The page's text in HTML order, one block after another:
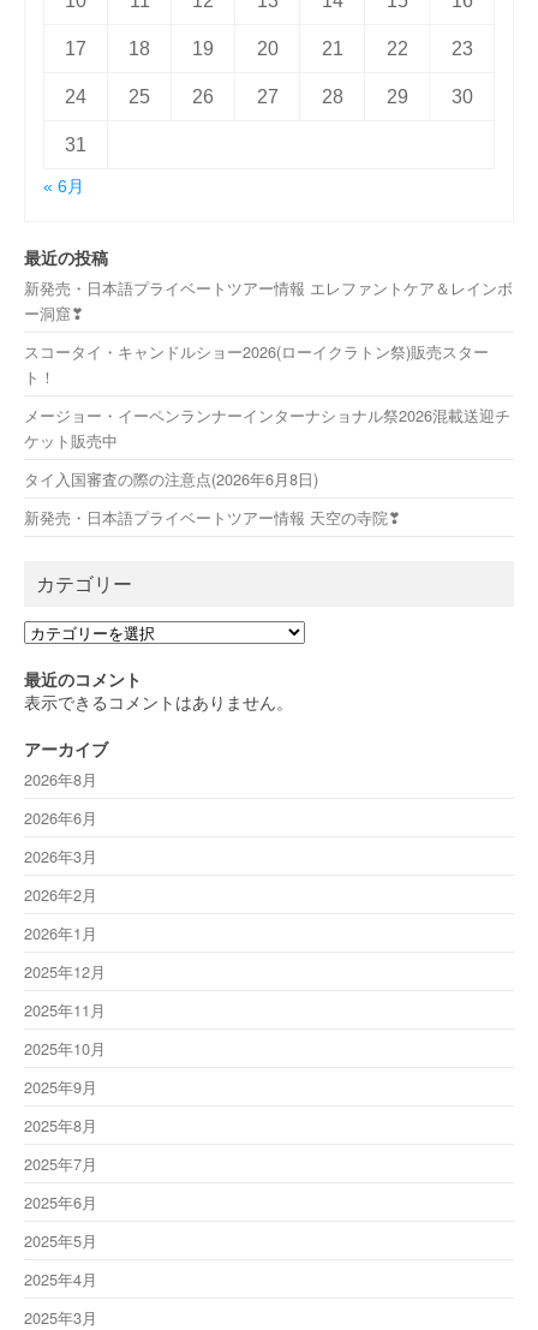
17 18 19 20 21 22 23
24 25 26 27 28 29 30
31
« 6月
最近の投稿
新発売・日本語プライベートツアー情報 エレファントケア＆レインボ
ー洞窟❣
スコータイ・キャンドルショー2026(ローイクラトン祭)販売スター
ト！
メージョー・イーペンランナーインターナショナル祭2026混載送迎チ
ケット販売中
タイ入国審査の際の注意点(2026年6月8日)
新発売・日本語プライベートツアー情報 天空の寺院❣
カテゴリー
カ
ゴ
リ
最近のコメント
表示できるコメントはありません。
アーカイブ
2026年8月
2026年6月
2026年3月
2026年2月
2026年1月
2025年12月
2025年11月
2025年10月
2025年9月
2025年8月
2025年7月
2025年6月
2025年5月
2025年4月
2025年3月